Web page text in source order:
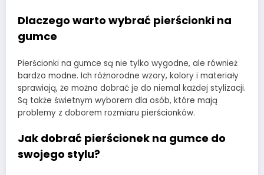
Dlaczego warto wybrać pierścionki na
gumce
Pierścionki na gumce są nie tylko wygodne, ale również
bardzo modne. Ich różnorodne wzory, kolory i materiały
sprawiają, że można dobrać je do niemal każdej stylizacji.
Są także świetnym wyborem dla osób, które mają
problemy z doborem rozmiaru pierścionków.
Jak dobrać pierścionek na gumce do
swojego stylu?